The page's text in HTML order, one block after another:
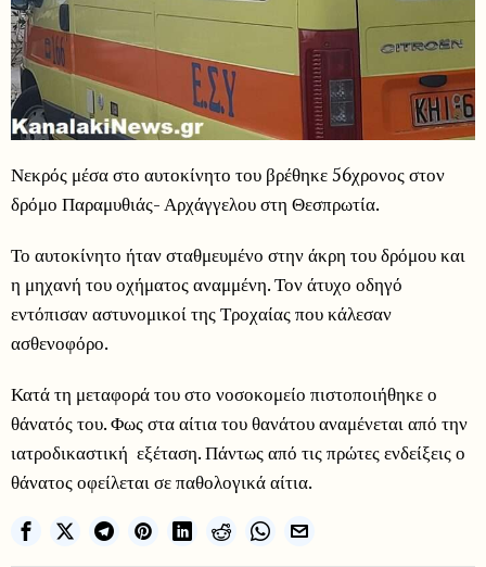
Νεκρός μέσα στο αυτοκίνητο του βρέθηκε 56χρονος στον
δρόμο Παραμυθιάς- Αρχάγγελου στη Θεσπρωτία.
Το αυτοκίνητο ήταν σταθμευμένο στην άκρη του δρόμου και
η μηχανή του οχήματος αναμμένη. Τον άτυχο οδηγό
εντόπισαν αστυνομικοί της Τροχαίας που κάλεσαν
ασθενοφόρο.
Κατά τη μεταφορά του στο νοσοκομείο πιστοποιήθηκε ο
θάνατός του. Φως στα αίτια του θανάτου αναμένεται από την
ιατροδικαστική εξέταση. Πάντως από τις πρώτες ενδείξεις ο
θάνατος οφείλεται σε παθολογικά αίτια.